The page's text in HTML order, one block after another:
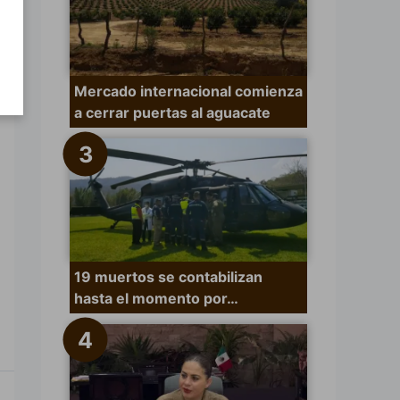
Mercado internacional comienza
a cerrar puertas al aguacate
19 muertos se contabilizan
hasta el momento por…